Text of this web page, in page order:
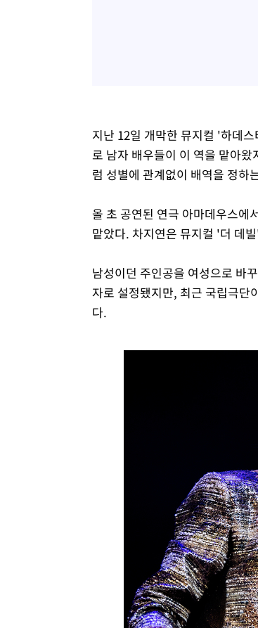
지난 12일 개막한 뮤지컬 '하데
로 남자 배우들이 이 역을 맡아
럼 성별에 관계없이 배역을 정하
올 초 공연된 연극 아마데우스에
맡았다. 차지연은 뮤지컬 '더 데
남성이던 주인공을 여성으로 바
자로 설정됐지만, 최근 국립극단
다.